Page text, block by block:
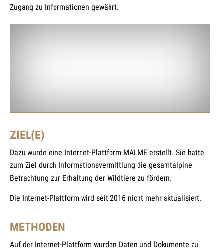
Zugang zu Informationen gewährt.
ZIEL(E)
Dazu wurde eine Internet-Plattform MALME erstellt. Sie hatte
zum Ziel durch Informationsvermittlung die gesamtalpine
Betrachtung zur Erhaltung der Wildtiere zu fördern.
Die Internet-Plattform wird seit 2016 nicht mehr aktualisiert.
METHODEN
Auf der Internet-Plattform wurden Daten und Dokumente zu